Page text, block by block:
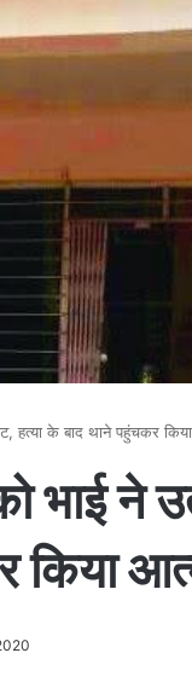
हत्या के बाद थाने पहुंचकर
भाई ने
किया